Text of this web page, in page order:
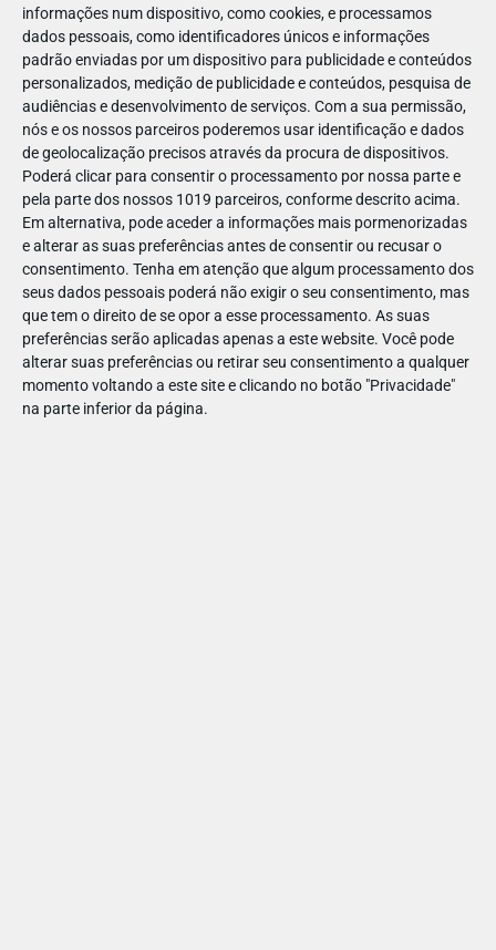
informações num dispositivo, como cookies, e processamos
dados pessoais, como identificadores únicos e informações
padrão enviadas por um dispositivo para publicidade e conteúdos
personalizados, medição de publicidade e conteúdos, pesquisa de
audiências e desenvolvimento de serviços. Com a sua permissão,
nós e os nossos parceiros poderemos usar identificação e dados
de geolocalização precisos através da procura de dispositivos.
Poderá clicar para consentir o processamento por nossa parte e
pela parte dos nossos 1019 parceiros, conforme descrito acima.
Em alternativa, pode aceder a informações mais pormenorizadas
e alterar as suas preferências antes de consentir ou recusar o
consentimento. Tenha em atenção que algum processamento dos
seus dados pessoais poderá não exigir o seu consentimento, mas
que tem o direito de se opor a esse processamento. As suas
preferências serão aplicadas apenas a este website. Você pode
alterar suas preferências ou retirar seu consentimento a qualquer
momento voltando a este site e clicando no botão "Privacidade"
na parte inferior da página.
PARTILHAR ESTE ARTIGO
Também lhe pode interessar
PARA BEBÉS